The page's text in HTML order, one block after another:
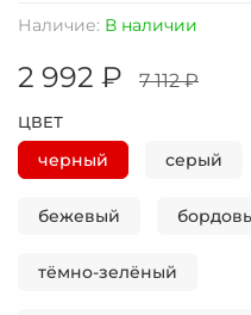
Наличие: В наличии
2 992 ₽ 7 112 ₽
ЦВЕТ
черный серый
бежевый
тёмно-зелёный